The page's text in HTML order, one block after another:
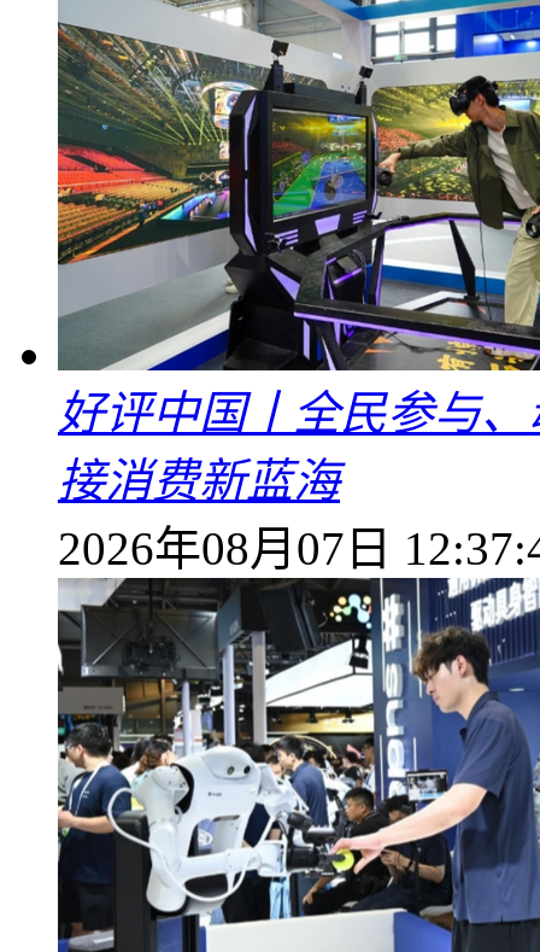
好评中国丨全民参与
接消费新蓝海
2026年08月07日